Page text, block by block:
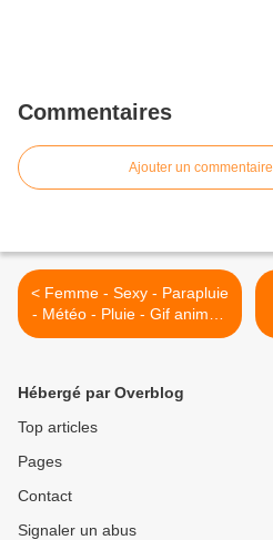
Commentaires
Ajouter un commentaire
< Femme - Sexy - Parapluie
- Météo - Pluie - Gif animé -
Gratuit
Hébergé par Overblog
Top articles
Pages
Contact
Signaler un abus